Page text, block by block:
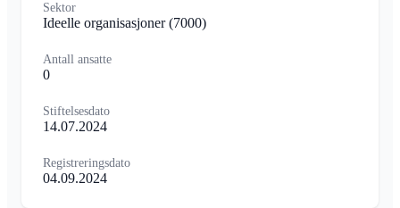
Sektor
Ideelle organisasjoner(7000)
Antall ansatte
0
Stiftelsesdato
14.07.2024
Registreringsdato
04.09.2024